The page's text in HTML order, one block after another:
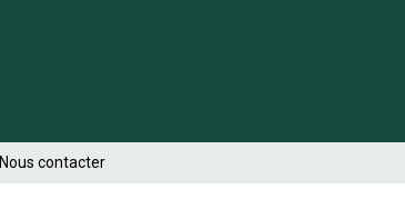
Nous contacter